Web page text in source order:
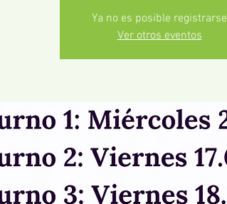
Ya no es posible registrarse
Ver otros eventos